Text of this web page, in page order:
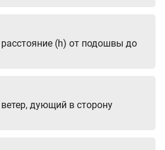
(h) от подошвы до
дующий в сторону